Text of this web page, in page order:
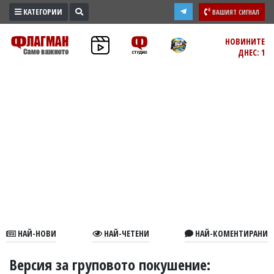
ПРОМО
ЗОНА
В
КАТЕГОРИИ ВАШИЯТ СИГНАЛ
НОВИНИТЕ
ДНЕС: 1
НАЙ-НОВИ НАЙ-ЧЕТЕНИ НАЙ-КОМЕНТИРАНИ
Версия за груповото покушение: